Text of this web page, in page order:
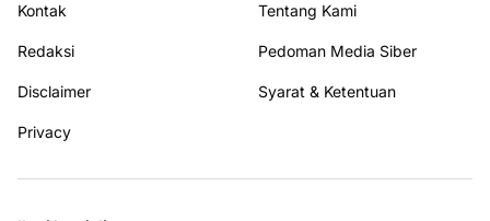
Kontak Tentang Kami
Redaksi Pedoman Media Siber
Disclaimer Syarat & Ketentuan
Privacy